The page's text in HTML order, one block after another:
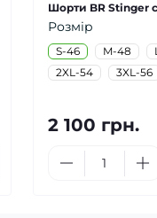
Шорти BR Stinger
Розмір
S-46 M-48
2XL-54
3XL-56
2 100 грн.